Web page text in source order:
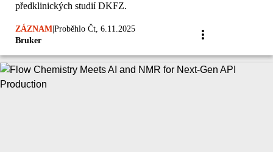
předklinických studií DKFZ.
ZÁZNAM Proběhlo Čt, 6.11.2025
Bruker